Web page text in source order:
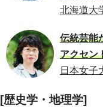
北海道大
伝統芸能
アクセン
日本女子
[歴史学・地理学]